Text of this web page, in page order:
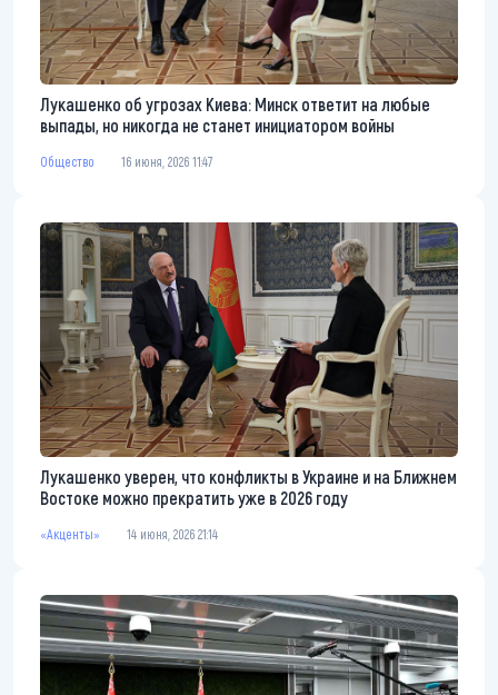
Лукашенко об угрозах Киева: Минск ответит на любые
выпады, но никогда не станет инициатором войны
Общество 16 июня, 2026 11:47
Лукашенко уверен, что конфликты в Украине и на Ближнем
Востоке можно прекратить уже в 2026 году
«Акценты» 14 июня, 2026 21:14